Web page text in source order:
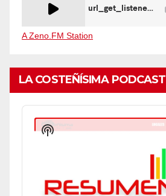
A Zeno.FM Station
LA COSTEÑÍSIMA PODCAST
Audio
Player
Show